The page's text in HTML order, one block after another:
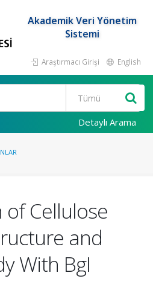
Akademik Veri Yönetim
Sistemi
Araştırmacı Girişi English
Detaylı Arama
Cellulose
and
With BgI